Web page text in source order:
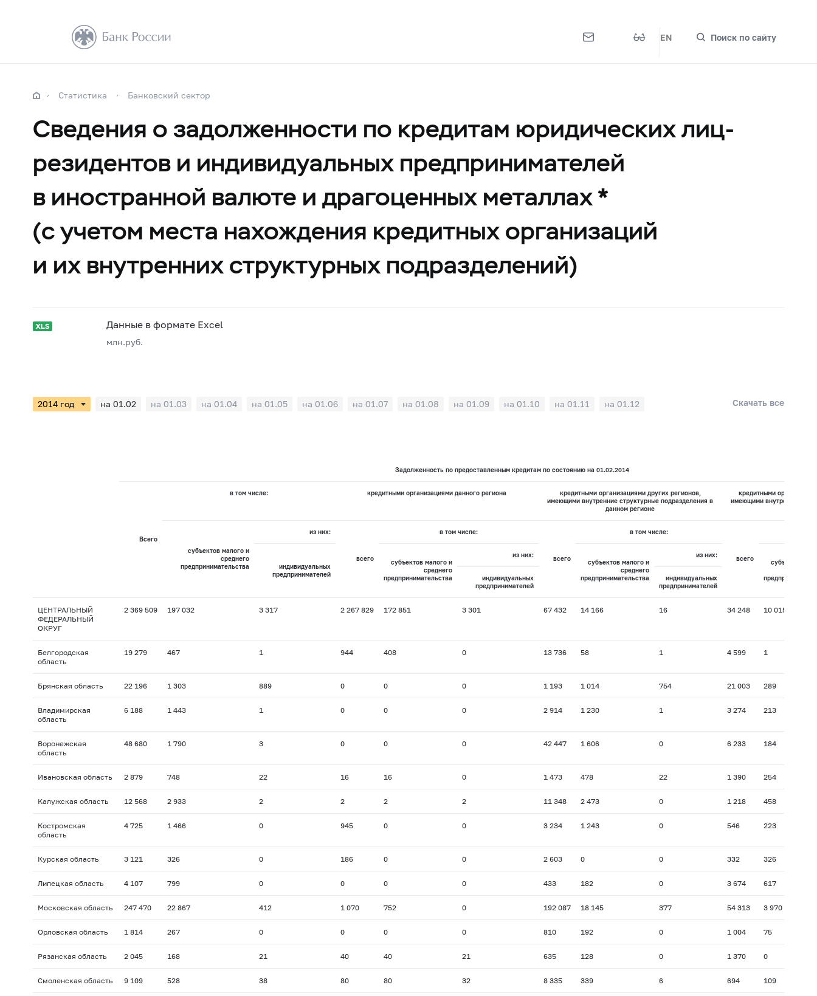
EN Поиск по сайту
Статистика Банковский сектор
Сведения о задолженности по кредитам юридических лиц-
резидентов и индивидуальных предпринимателей
в иностранной валюте и драгоценных металлах *
(с учетом места нахождения кредитных организаций
и их внутренних структурных подразделений)
Данные в формате Excel
млн.руб.
на 01.02 на 01.03 на 01.04 на 01.05 на 01.06 на 01.07 на 01.08 на 01.09 на 01.10 на 01.11 на 01.12 Скачать все
Задолженность по предоставленным кредитам по состоянию на 01.02.2014
Всего
в том числе: кредитными организациями данного региона
кредитными организациями других регионов,
имеющими внутренние структурные подразделения в
данном регионе
кредитными
имеющими внутренних
субъектов малого и
среднего
предпринимательства
из них:
всего
в том числе:
всего
в том числе:
всего
индивидуальных
предпринимателей
субъектов малого и
среднего
предпринимательства
из них:
субъектов малого и
среднего
предпринимательства
из них:
субъектов
индивидуальных
предпринимателей
индивидуальных
предпринимателей
ЦЕНТРАЛЬНЫЙ
ФЕДЕРАЛЬНЫЙ
ОКРУГ
2 369 509 197 032 3 317 2 267 829 172 851 3 301 67 432 14 166 16 34 248 10 015
Белгородская
область
19 279 467 1 944 408 0 13 736 58 1 4 599 1
Брянская область 22 196 1 303 889 0 0 0 1 193 1 014 754 21 003 289
Владимирская
область
6 188 1 443 1 0 0 0 2 914 1 230 1 3 274 213
Воронежская
область
48 680 1 790 3 0 0 0 42 447 1 606 0 6 233 184
Ивановская область 2 879 748 22 16 16 0 1 473 478 22 1 390 254
Калужская область 12 568 2 933 2 2 2 2 11 348 2 473 0 1 218 458
Костромская
область
4 725 1 466 0 945 0 0 3 234 1 243 0 546 223
Курская область 3 121 326 0 186 0 0 2 603 0 0 332 326
Липецкая область 4 107 799 0 0 0 0 433 182 0 3 674 617
Московская область 247 470 22 867 412 1 070 752 0 192 087 18 145 377 54 313 3 970
Орловская область 1 814 267 0 0 0 0 810 192 0 1 004 75
Рязанская область 2 045 168 21 40 40 21 635 128 0 1 370 0
Смоленская область 9 109 528 38 80 80 32 8 335 339 6 694 109